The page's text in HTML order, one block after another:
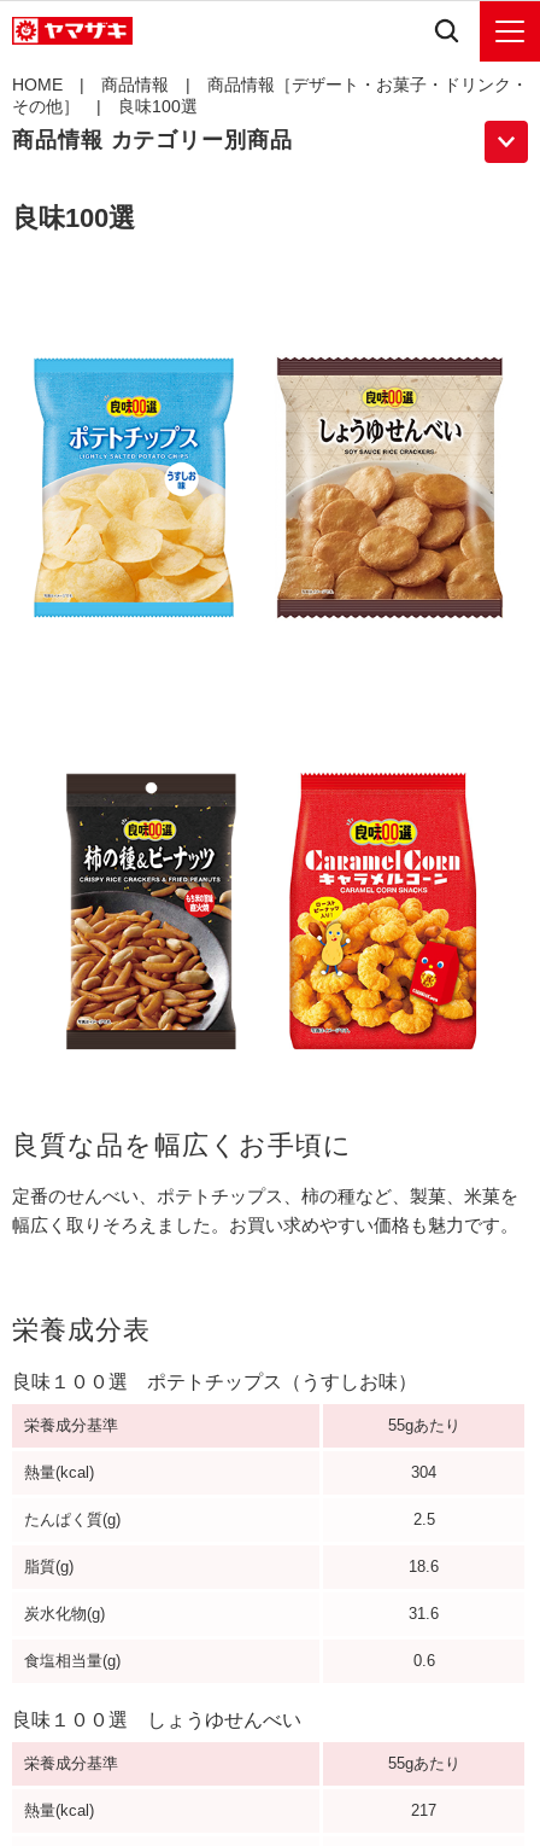
HOME | 商品情報 | 商品情報［デザート・お菓子・ドリンク・
その他］
| 良味100選
商品情報 カテゴリー別商品
良味100選
良質な品を幅広くお手頃に
定番のせんべい、ポテトチップス、柿の種など、製菓、米菓を
幅広く取りそろえました。お買い求めやすい価格も魅力です。
栄養成分表
良味１００選 ポテトチップス（うすしお味）
栄養成分基準 55gあたり
熱量(kcal) 304
たんぱく質(g) 2.5
脂質(g) 18.6
炭水化物(g) 31.6
食塩相当量(g) 0.6
良味１００選 しょうゆせんべい
栄養成分基準 55gあたり
熱量(kcal) 217